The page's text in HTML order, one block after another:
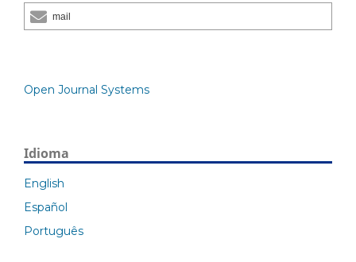
mail
Open Journal Systems
Idioma
English
Español
Português